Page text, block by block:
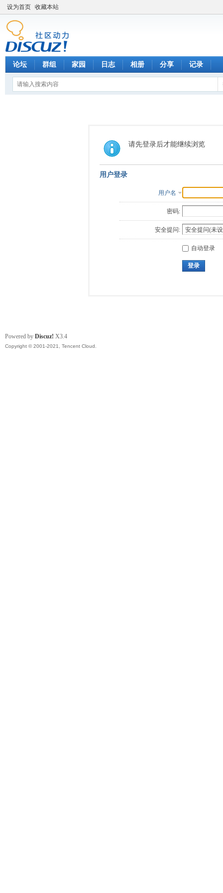
设为首页 收藏本站
论坛 群组 家园 日志 相册 分享 记录
请先登录后才能继续浏览
用户登录
用户名
密码:
安全提问:
自动登录
登录
Powered by Discuz! X3.4
Copyright © 2001-2021, Tencent Cloud.